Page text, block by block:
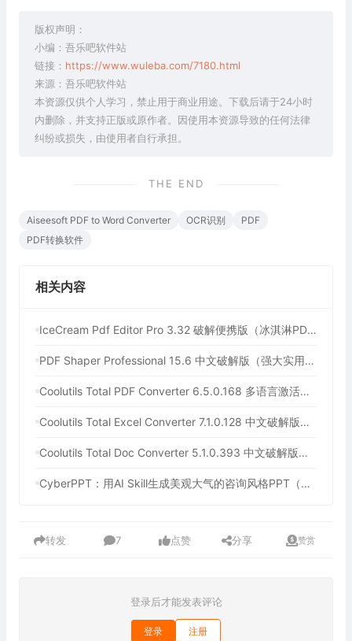
版权声明：
小编：吾乐吧软件站
链接： https://www.wuleba.com/7180.html
来源：吾乐吧软件站
本资源仅供个人学习，禁止用于商业用途。下载后请于24小时
内删除，并支持正版或原作者。因使用本资源导致的任何法律
纠纷或损失，由使用者自行承担。
THE END
Aiseesoft PDF to Word Converter OCR识别
PDF
PDF转换软件
相关内容
IceCream Pdf Editor Pro 3.32 破解便携版（冰淇淋PDF编辑器）
PDF Shaper Professional 15.6 中文破解版（强大实用的全能PDF工具箱）
Coolutils Total PDF Converter 6.5.0.168 多语言激活版（PDF格式转换）
Coolutils Total Excel Converter 7.1.0.128 中文破解版（Excel格式转换工具）
Coolutils Total Doc Converter 5.1.0.393 中文破解版（Word格式转换工具）
CyberPPT：用AI Skill生成美观大气的咨询风格PPT（用AI一键生成年终总结PPT）
转发 7 点赞 分享 赞赏
登录后才能发表评论
登录 注册